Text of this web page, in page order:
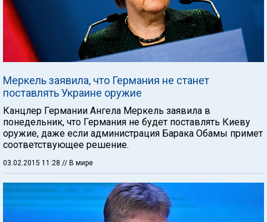
Меркель заявила, что Германия не станет
поставлять Украине оружие
Канцлер Германии Ангела Меркель заявила в
понедельник, что Германия не будет поставлять Киеву
оружие, даже если администрация Барака Обамы примет
соответствующее решение.
03.02.2015 11:28 // В мире